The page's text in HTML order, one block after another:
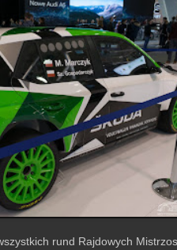
rund Rajdowych